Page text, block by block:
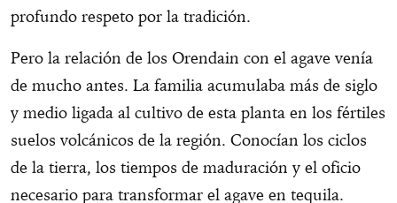
profundo respeto por la tradición.
Pero la relación de los Orendain con el agave venía
de mucho antes. La familia acumulaba más de siglo
y medio ligada al cultivo de esta planta en los fértiles
suelos volcánicos de la región. Conocían los ciclos
de la tierra, los tiempos de maduración y el oficio
necesario para transformar el agave en tequila.